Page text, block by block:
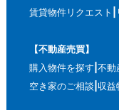
賃貸物件リクエスト
【不動産売買】
購入物件を探す 不動
空き家のご相談 収益